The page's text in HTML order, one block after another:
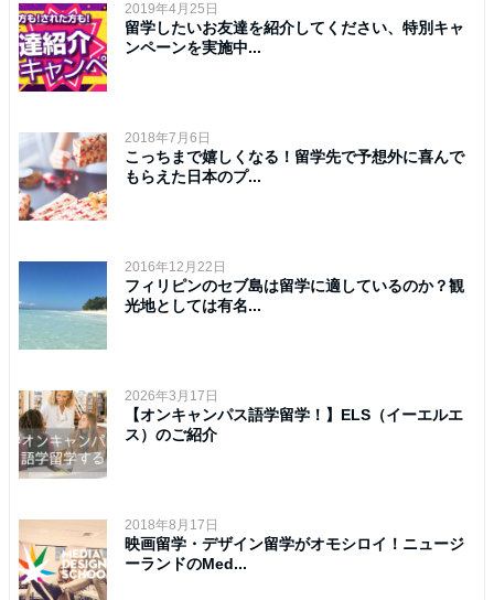
2019年4月25日
留学したいお友達を紹介してください、特別キャ
ンペーンを実施中...
2018年7月6日
こっちまで嬉しくなる！留学先で予想外に喜んで
もらえた日本のプ...
2016年12月22日
フィリピンのセブ島は留学に適しているのか？観
光地としては有名...
2026年3月17日
【オンキャンパス語学留学！】ELS（イーエルエ
ス）のご紹介
2018年8月17日
映画留学・デザイン留学がオモシロイ！ニュージ
ーランドのMed...